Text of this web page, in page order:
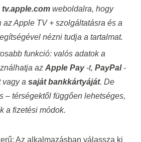
tv.apple.comweboldalra, hogy
az Apple TV + szolgáltatásra és a
nézni tudja a tartalmat.
funkció: valós adatok a
az Apple Pay-t, PayPal-
vagy a saját bankkártyáját. De
– térségektől függően lehetséges,
a fizetési módok.
Az alkalmazásban válassza ki